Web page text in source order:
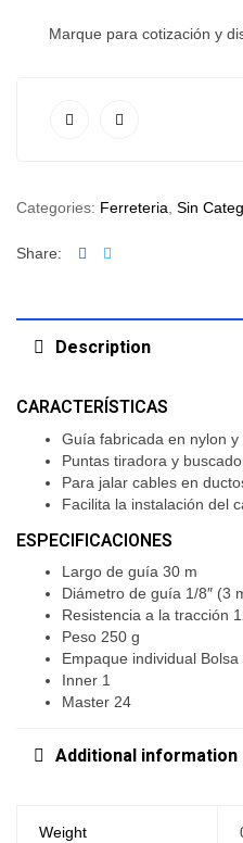
Marque para cotización y
Categories: Ferreteria Sin
Share: Facebook
Description
CARACTERÍSTICAS
Guía fabricada en nylon
Puntas tiradora y
Para jalar cables en
Facilita la instalación del
ESPECIFICACIONES
Largo de guía 30 m
Diámetro de guía 1/8″ (3
Resistencia a la tracción
Peso 250 g
Empaque individual Bolsa
Inner 1
Master 24
Additional information
Weight